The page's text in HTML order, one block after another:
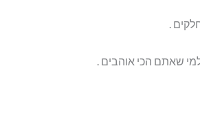
שאתם הכי אוהבים .